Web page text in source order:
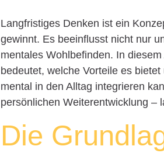
Langfristiges Denken ist ein
gewinnt. Es beeinflusst nicht nur
mentales Wohlbefinden. In
bedeutet, welche Vorteile es
mental in den Alltag integrieren
persönlichen Weiterentwicklung –
Die